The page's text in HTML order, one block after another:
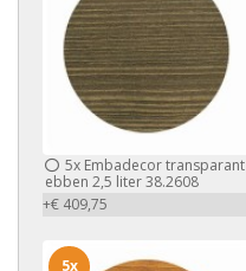
5x Embadecor transparant
ebben 2,5 liter 38.2608
+€ 409,75
5x